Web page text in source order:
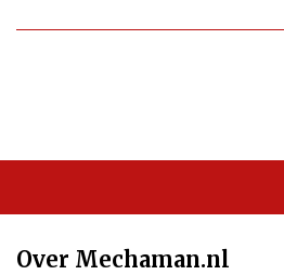
Over Mechaman.nl